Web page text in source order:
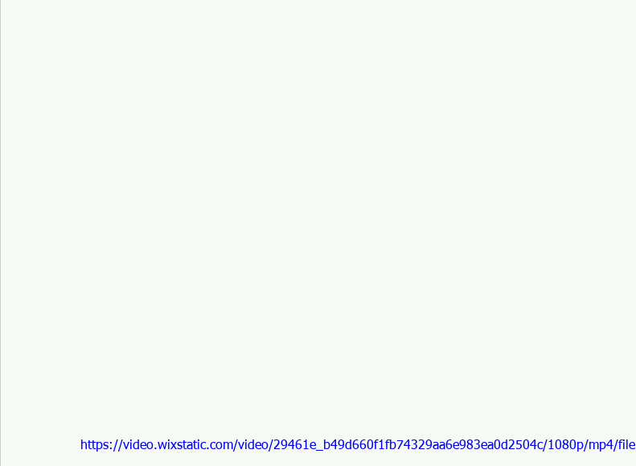
https://video.wixstatic.com/video/29461e_b49d660f1fb74329aa6e983ea0d2504c/1080p/mp4/